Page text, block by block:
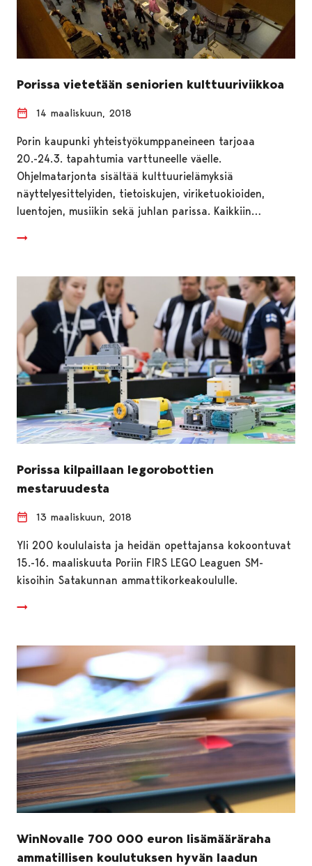
Porissa vietetään seniorien kulttuuriviikkoa
14 maaliskuun, 2018
Porin kaupunki yhteistyökumppaneineen tarjoaa
20.-24.3. tapahtumia varttuneelle väelle.
Ohjelmatarjonta sisältää kulttuurielämyksiä
näyttelyesittelyiden, tietoiskujen, viriketuokioiden,
luentojen, musiikin sekä juhlan parissa. Kaikkiin…
Porissa kilpaillaan legorobottien
mestaruudesta
13 maaliskuun, 2018
Yli 200 koululaista ja heidän opettajansa kokoontuvat
15.-16. maaliskuuta Poriin FIRS LEGO Leaguen SM-
kisoihin Satakunnan ammattikorkeakoululle.
WinNovalle 700 000 euron lisämääräraha
ammatillisen koulutuksen hyvän laadun